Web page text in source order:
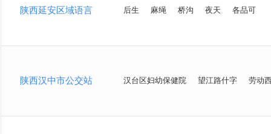
陕西延安区域语言 后生 麻绳 桥沟 夜天 各品可
陕西汉中市公交站 汉台区妇幼保健院 望江路什字 劳动